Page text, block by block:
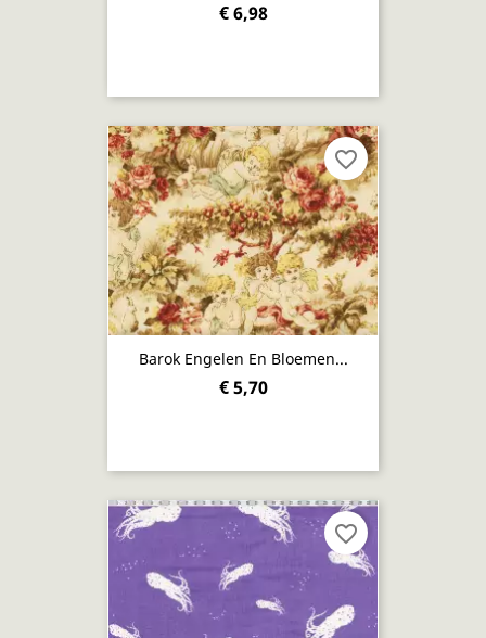
€ 6,98
Barok Engelen En Bloemen...
€ 5,70
favorite_border
favorite_border